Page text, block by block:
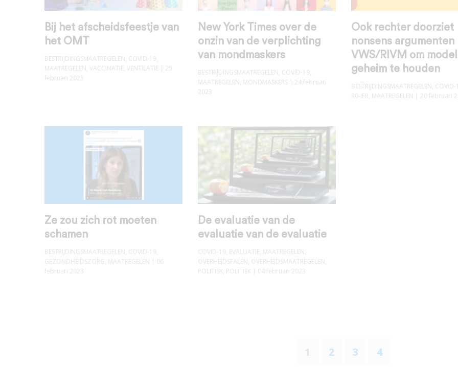
Bij het afscheidsfeestje van
het OMT
BESTRIJDINGSMAATREGELEN, COVID-19,
MAATREGELEN, VACCINATIE, VENTILATIE | 25
februari 2023
New York Times over de
onzin van de verplichting
van mondmaskers
BESTRIJDINGSMAATREGELEN, COVID-19,
MAATREGELEN, MONDMASKERS | 24 februari
2023
Ook rechter doorziet
nonsens argumenten
VWS/RIVM om
geheim te houden
BESTRIJDINGSMAATREGELEN, COVID-
R0-IFR, MAATREGELEN | 20 februari
Ze zou zich rot moeten
schamen
BESTRIJDINGSMAATREGELEN, COVID-19,
GEZONDHEIDSZORG, MAATREGELEN | 06
februari 2023
De evaluatie van de
evaluatie van de evaluatie
COVID-19, EVALUATIE, MAATREGELEN,
OVERHEIDSFALEN, OVERHEIDSMAATREGELEN,
POLITIEK, POLITIEK | 04 februari 2023
1 2 3 4